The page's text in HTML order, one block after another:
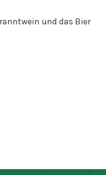
und das Bier